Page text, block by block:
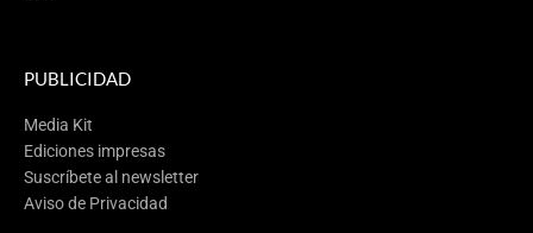
PUBLICIDAD
Media Kit
Ediciones impresas
Suscríbete al newsletter
Aviso de Privacidad